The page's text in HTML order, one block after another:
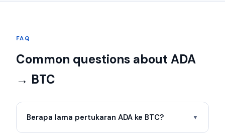
FAQ
Common questions about ADA
→ BTC
Berapa lama pertukaran ADA ke BTC? ▼